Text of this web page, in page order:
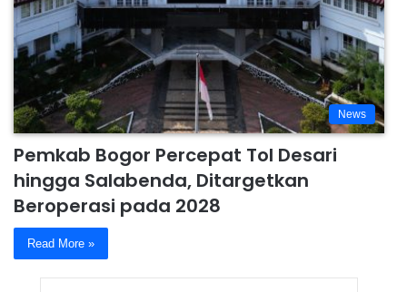
News
Pemkab Bogor Percepat Tol Desari
hingga Salabenda, Ditargetkan
Beroperasi pada 2028
Read More »